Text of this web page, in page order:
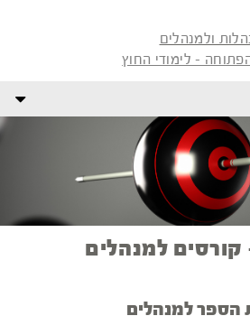
ולמנהלים
- לימודי החוץ
למנהלים
הספר למנהלים